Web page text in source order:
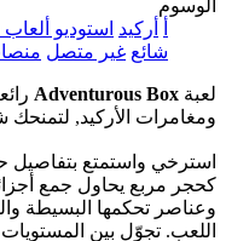
الوسوم
أركيد استوديو ألعاب d pasahan
شائع غير متصل
لعبة Adventurous Box
ومغامرات الأركيد, لتمنحك
استرخي واستمتع بتفاصيل
كحجر مربع يحاول جمع
وعناصر تحكمها البسيطة
اللعب. تجوّل بين